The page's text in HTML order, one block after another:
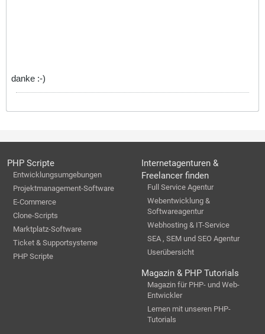
danke :-)
PHP Scripte
Entwicklungsumgebungen
Projektmanagement-Software
E-Commerce
Clone-Scripts
Marktplatz-Software
Ticket & Supportsysteme
PHP Scripte
Internetagenturen &
Freelancer finden
Full Service Agentur
Webentwicklung &
Softwareagentur
Webhosting & IT-Service
SEA , SEM und SEO Agentur
Userübersicht
Magazin & PHP Tutorials
Magazin für PHP- und Web-
Entwickler
Lernen mit unseren PHP-
Tutorials